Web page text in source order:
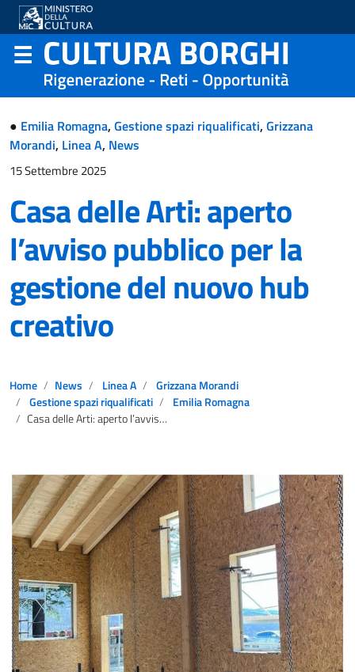
● Emilia Romagna, Gestione spazi riqualificati, Grizzana
Morandi, Linea A, News
15 Settembre 2025
Casa delle Arti: aperto
l’avviso pubblico per la
gestione del nuovo hub
creativo
Home News Linea A
Grizzana Morandi
Gestione spazi riqualificati
Emilia Romagna
Casa delle Arti: aperto l’avviso pubblico per la gestione del nuovo hub creativo